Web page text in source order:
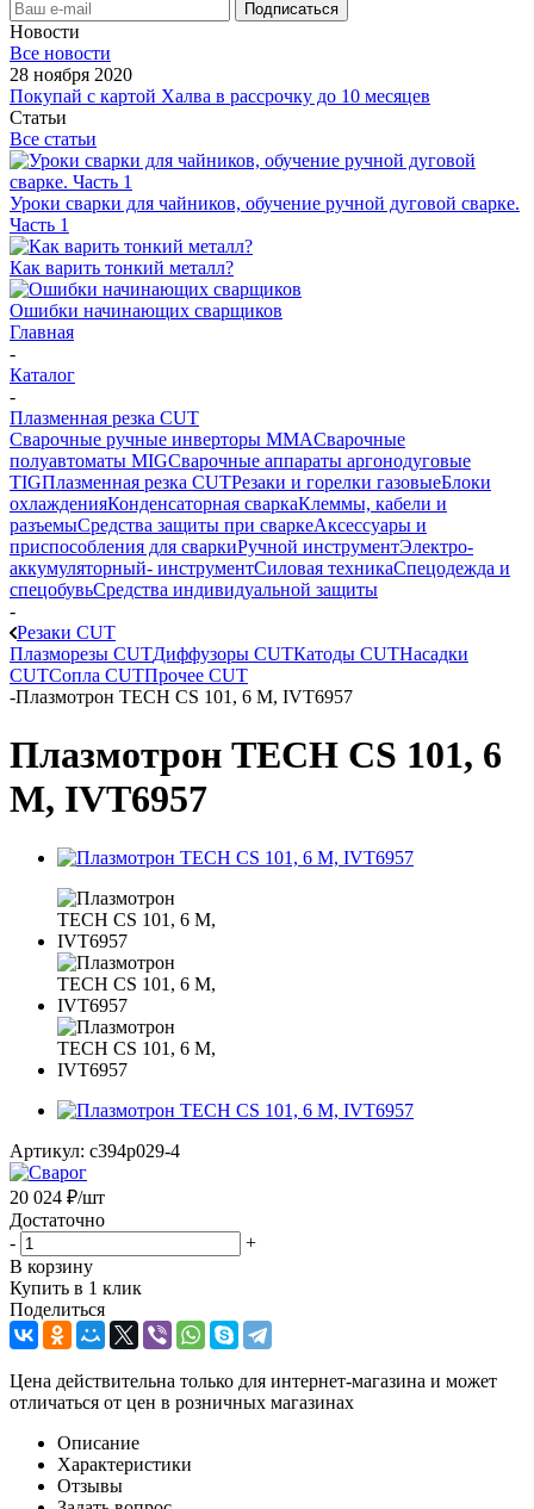
Новости
Все новости
28 ноября 2020
Покупай с картой Халва в рассрочку до 10 месяцев
Статьи
Все статьи
Уроки сварки для чайников, обучение ручной дуговой сварке.
Часть 1
Как варить тонкий металл?
Ошибки начинающих сварщиков
Главная
-
Каталог
-
Плазменная резка CUT
Сварочные ручные инверторы MMAСварочные
полуавтоматы MIGСварочные аппараты аргонодуговые
TIGПлазменная резка CUTРезаки и горелки газовыеБлоки
охлажденияКонденсаторная сваркаКлеммы, кабели и
разъемыСредства защиты при сваркеАксессуары и
приспособления для сваркиРучной инструментЭлектро-
аккумуляторный- инструментСиловая техникаСпецодежда и
спецобувьСредства индивидуальной защиты
-
Резаки CUT
Плазморезы CUTДиффузоры CUTКатоды CUTНасадки
CUTСопла CUTПрочее CUT
-Плазмотрон TECH CS 101, 6 М, IVT6957
Плазмотрон TECH CS 101, 6
М, IVT6957
Артикул: c394p029-4
20 024 ₽/шт
Достаточно
-
+
В корзину
Купить в 1 клик
Поделиться
Цена действительна только для интернет-магазина и может
отличаться от цен в розничных магазинах
Описание
Характеристики
Отзывы